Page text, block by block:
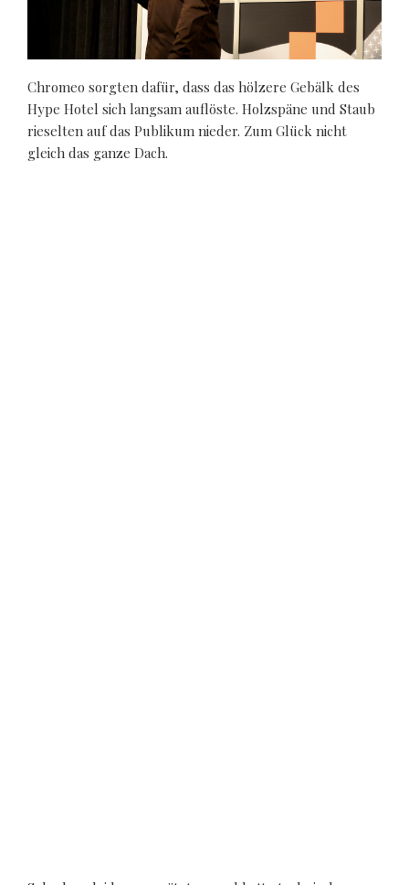
Chromeo sorgten dafür, dass das hölzere Gebälk des
Hype Hotel sich langsam auflöste. Holzspäne und Staub
rieselten auf das Publikum nieder. Zum Glück nicht
gleich das ganze Dach.